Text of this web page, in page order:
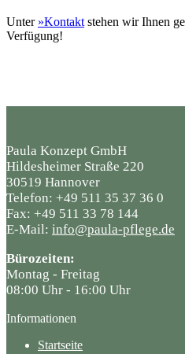
Unter »Kontakt stehen wir Ihnen
Verfügung!
Paula Konzept GmbH
Hildesheimer Straße 220
30519 Hannover
Telefon: +49 511 35 37 36 0
Fax: +49 511 33 78 144
E-Mail: info@paula-pflege.de
Bürozeiten:
Montag - Freitag
08:00 Uhr - 16:00 Uhr
Informationen
Startseite